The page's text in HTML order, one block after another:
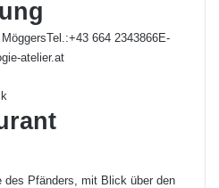
664 2343866E-
atelier.at
des Pfänders, mit Blick über den